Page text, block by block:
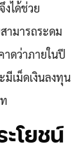
งได้ช่วย
ามารถระดม
าดว่าภายในปี
มีเม็ดเงินลงทุน
โยชน์